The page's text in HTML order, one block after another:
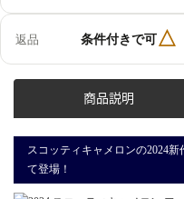
返品 条件付きで可△
商品説明
スコッティキャメロンの2024
て登場！